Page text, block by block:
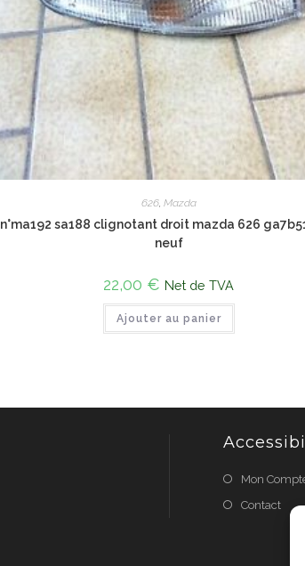
626, Mazda
n°ma192 sa188 clignotant droit mazda 626
neuf
22,00 € Net de TVA
Ajouter au panier
Mon
Contact